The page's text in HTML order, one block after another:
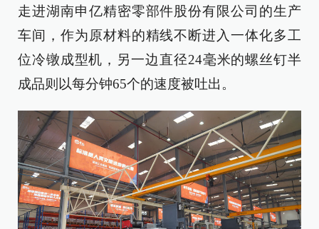
走进湖南申亿精密零部件股份有限公司的生产
车间，作为原材料的精线不断进入一体化多工
位冷镦成型机，另一边直径24毫米的螺丝钉半
成品则以每分钟65个的速度被吐出。